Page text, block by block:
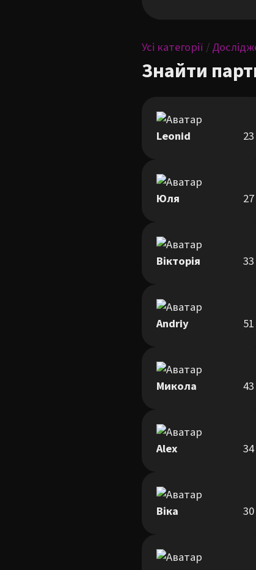
Усі категорії /
Знайти
Leonid 23
Юля 27
Вікторія 33
Andriy 51
Микола 43
Alex 34
Віка 30